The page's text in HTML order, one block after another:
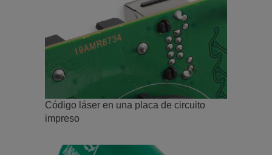
Código láser en una placa de circuito
impreso